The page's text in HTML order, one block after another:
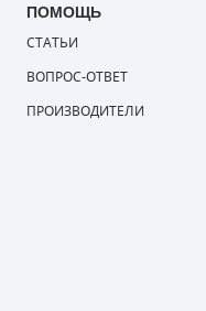
ПОМОЩЬ
СТАТЬИ
ВОПРОС-ОТВЕТ
ПРОИЗВОДИТЕЛИ